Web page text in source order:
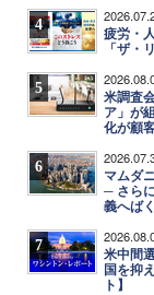
4
疲労・
「ザ・
5
米調査
ア」が
化が顧
6
マムダ
─ さら
義へば
7
米中間
国を抑
ト】